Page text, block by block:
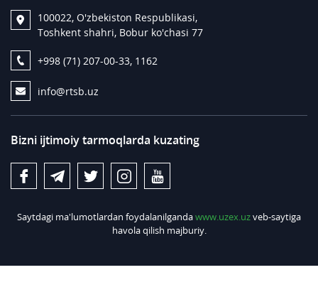
100022, O'zbekiston Respublikasi,
Toshkent shahri, Bobur ko'chasi 77
+998 (71) 207-00-33, 1162
info@rtsb.uz
Bizni ijtimoiy tarmoqlarda kuzating
Saytdagi ma'lumotlardan foydalanilgandawww.uzex.uzveb-saytiga
havola qilish majburiy.